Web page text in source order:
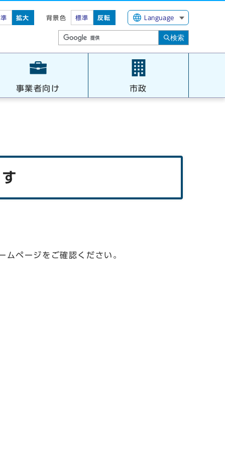
拡大 背景色 標準 反転 Language
検索
事業者向け 市政
ページをご確認ください。